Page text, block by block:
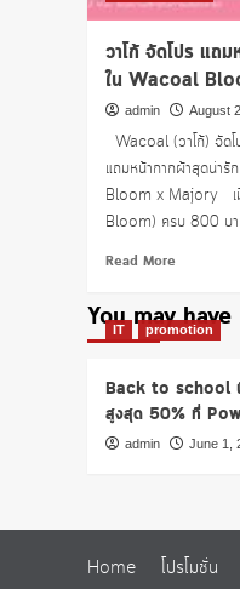
วาโก้ จัดโปร แถ
ใน Wacoal
admin August
Wacoal (วาโก้) จัดโ
แถมหน้ากากผ้าสุดน่า
Bloom x Majory เ
Bloom) ครบ 800 บา
Read More
about
วา
โปร
แถม
หน้ากาก
ชุด
ชั้น
ใน
You may
IT promotion
Back to school
สูงสุด 50% ที่
admin June 1,
Home โปรโมชั่น